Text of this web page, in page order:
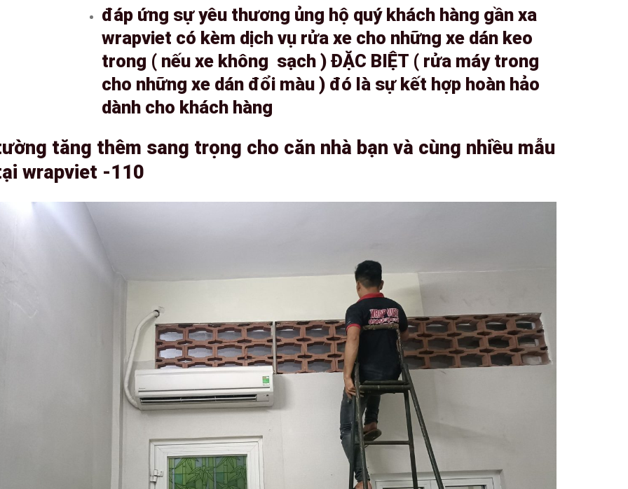
đáp ứng sự yêu thương ủng hộ quý khách hàng gần xa
wrapviet có kèm dịch vụ rửa xe cho những xe dán keo
trong ( nếu xe không sạch ) ĐẶC BIỆT ( rửa máy trong
cho những xe dán đổi màu ) đó là sự kết hợp hoàn hảo
dành cho khách hàng
tăng thêm sang trọng cho căn nhà bạn và cùng nhiều mẫu
wrapviet -110